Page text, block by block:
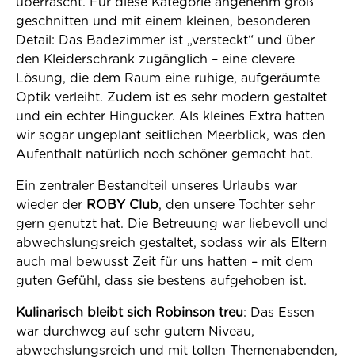
geschnitten und mit einem kleinen, besonderen
Detail: Das Badezimmer ist „versteckt“ und über
den Kleiderschrank zugänglich – eine clevere
Lösung, die dem Raum eine ruhige, aufgeräumte
Optik verleiht. Zudem ist es sehr modern gestaltet
und ein echter Hingucker. Als kleines Extra hatten
wir sogar ungeplant seitlichen Meerblick, was den
Aufenthalt natürlich noch schöner gemacht hat.
Ein zentraler Bestandteil unseres Urlaubs war
wieder der ROBY Club, den unsere Tochter sehr
gern genutzt hat. Die Betreuung war liebevoll und
abwechslungsreich gestaltet, sodass wir als Eltern
auch mal bewusst Zeit für uns hatten – mit dem
guten Gefühl, dass sie bestens aufgehoben ist.
Kulinarisch bleibt sich Robinson treu: Das Essen
war durchweg auf sehr gutem Niveau,
abwechslungsreich und mit tollen Themenabenden,